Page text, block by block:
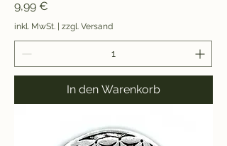
Preis
9,99 €
inkl. MwSt. | zzgl. Versand
In den Warenkorb